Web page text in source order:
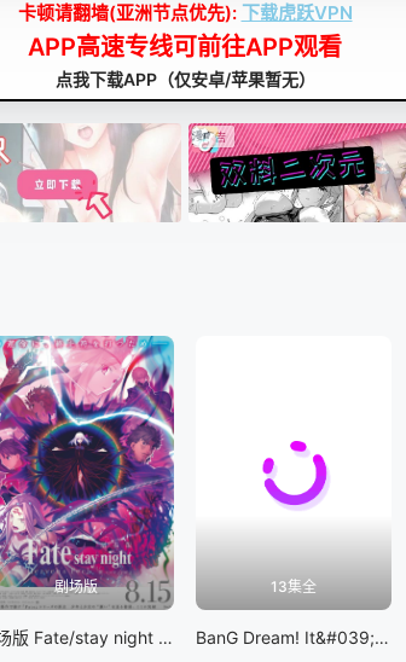
卡顿请翻墙(亚洲节点优先): 下载虎跃VPN
APP高速专线可前往APP观看
点我下载APP（仅安卓/苹果暂无）
剧场版
剧场版 Fate/stay night [Heaven&#039;s Feel] III.spring song
13集全
BanG Dream! It&#039;s MyGO!!!!!